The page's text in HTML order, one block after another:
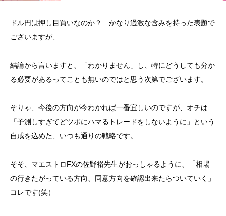
ドル円は押し目買いなのか？ かなり過激な含みを持った表題で
ございますが、
結論から言いますと、「わかりません」し、特にどうしても分か
る必要があるってことも無いのではと思う次第でございます。
そりゃ、今後の方向が今わかれば一番宜しいのですが、オチは
「予測しすぎてどツボにハマるトレードをしないように」という
自戒を込めた、いつも通りの戦略です。
そそ、マエストロFXの佐野裕先生がおっしゃるように、「相場
の行きたがっている方向、同意方向を確認出来たらついていく」
コレです(笑）